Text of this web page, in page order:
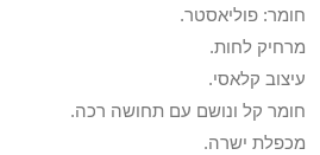
חומר: פוליאסטר.
מרחיק לחות.
עיצוב קלאסי.
חומר קל ונושם עם תחושה רכה.
מכפלת ישרה.